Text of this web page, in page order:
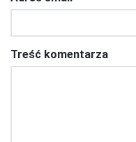
Treść komentarza